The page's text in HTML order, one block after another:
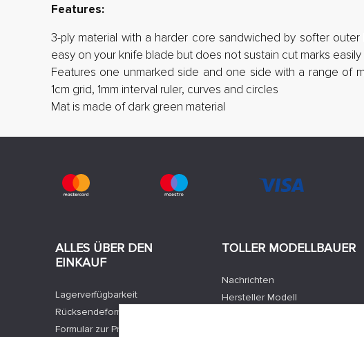
Features:
3-ply material with a harder core sandwiched by softer outer
easy on your knife blade but does not sustain cut marks easily
Features one unmarked side and one side with a range of
1cm grid, 1mm interval ruler, curves and circles
Mat is made of dark green material
ALLES ÜBER DEN
EINKAUF
Lagerverfügbarkeit
Rücksendeformular
Formular zur Produktbeschwerde
TOLLER MODELLBAUER
Nachrichten
Hersteller Modell